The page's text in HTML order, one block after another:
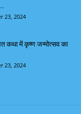
23, 2024
कथा में कृष्ण जन्मोत्सव का
23, 2024